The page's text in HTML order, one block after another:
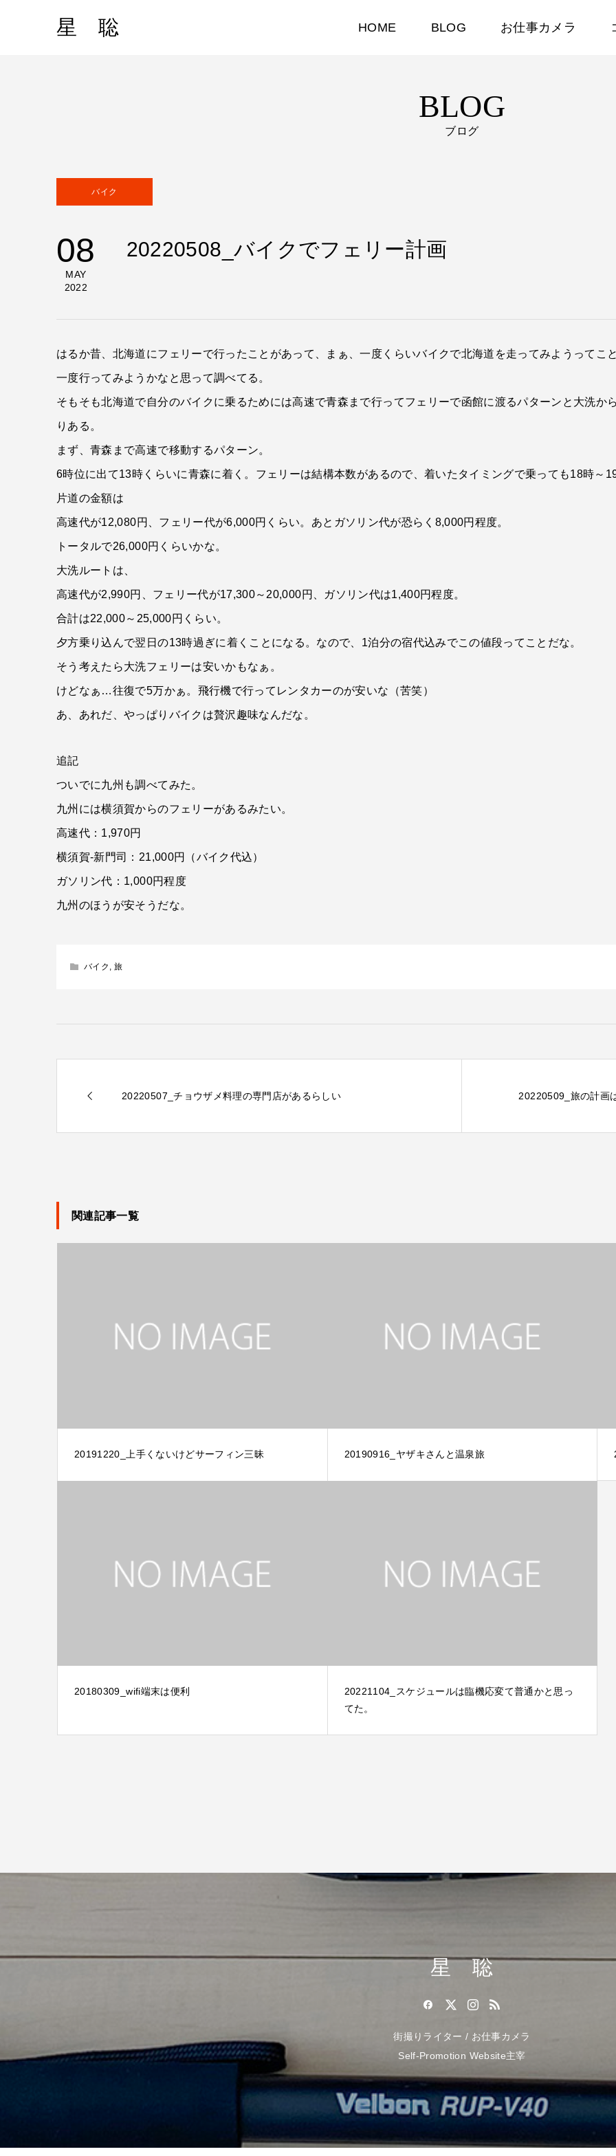
星 聡 HOME BLOG お仕事カメラ
BLOG
ブログ
バイク
08
MAY
2022
20220508_バイクでフェリー計画
はるか昔、北海道にフェリーで行ったことがあって、まぁ、一度くらいバイクで北海道を走ってみようってこ
一度行ってみようかなと思って調べてる。
そもそも北海道で自分のバイクに乗るためには高速で青森まで行ってフェリーで函館に渡るパターンと大洗か
りある。
まず、青森まで高速で移動するパターン。
6時位に出て13時くらいに青森に着く。フェリーは結構本数があるので、着いたタイミングで乗っても18時～
片道の金額は
高速代が12,080円、フェリー代が6,000円くらい。あとガソリン代が恐らく8,000円程度。
トータルで26,000円くらいかな。
大洗ルートは、
高速代が2,990円、フェリー代が17,300～20,000円、ガソリン代は1,400円程度。
合計は22,000～25,000円くらい。
夕方乗り込んで翌日の13時過ぎに着くことになる。なので、1泊分の宿代込みでこの値段ってことだな。
そう考えたら大洗フェリーは安いかもなぁ。
けどなぁ…往復で5万かぁ。飛行機で行ってレンタカーのが安いな（苦笑）
あ、あれだ、やっぱりバイクは贅沢趣味なんだな。
追記
ついでに九州も調べてみた。
九州には横須賀からのフェリーがあるみたい。
高速代：1,970円
横須賀-新門司：21,000円（バイク代込）
ガソリン代：1,000円程度
九州のほうが安そうだな。
バイク , 旅
20220507_チョウザメ料理の専門店があるらしい 20220509_旅の計画
関連記事一覧
20191220_上手くないけどサーフィン三昧 20190916_ヤザキさんと温泉旅
20180309_wifi端末は便利
20221104_スケジュールは臨機応変て普通かと思っ
てた。
星 聡
街撮りライター / お仕事カメラ
Self-Promotion Website主宰